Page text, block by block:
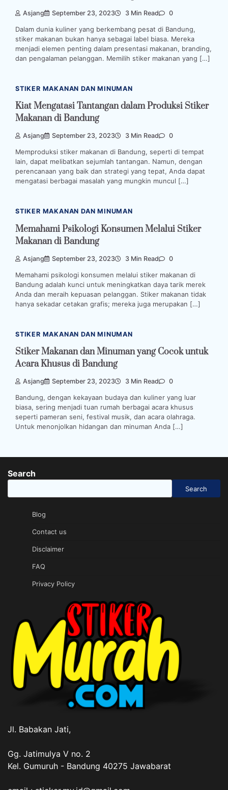
Asjang September 23, 2023 3 Min Read 0
Dalam dunia kuliner yang berkembang pesat di Bandung,
stiker makanan bukan hanya sebagai label biasa. Mereka
menjadi elemen penting dalam presentasi makanan, branding,
dan pengalaman pelanggan. Memilih stiker makanan yang […]
STIKER MAKANAN DAN MINUMAN
Kiat Mengatasi Tantangan dalam Produksi Stiker
Makanan di Bandung
Asjang September 23, 2023 3 Min Read 0
Memproduksi stiker makanan di Bandung, seperti di tempat
lain, dapat melibatkan sejumlah tantangan. Namun, dengan
perencanaan yang baik dan strategi yang tepat, Anda dapat
mengatasi berbagai masalah yang mungkin muncul […]
STIKER MAKANAN DAN MINUMAN
Memahami Psikologi Konsumen Melalui Stiker
Makanan di Bandung
Asjang September 23, 2023 3 Min Read 0
Memahami psikologi konsumen melalui stiker makanan di
Bandung adalah kunci untuk meningkatkan daya tarik merek
Anda dan meraih kepuasan pelanggan. Stiker makanan tidak
hanya sekadar cetakan grafis; mereka juga merupakan […]
STIKER MAKANAN DAN MINUMAN
Stiker Makanan dan Minuman yang Cocok untuk
Acara Khusus di Bandung
Asjang September 23, 2023 3 Min Read 0
Bandung, dengan kekayaan budaya dan kuliner yang luar
biasa, sering menjadi tuan rumah berbagai acara khusus
seperti pameran seni, festival musik, dan acara olahraga.
Untuk menonjolkan hidangan dan minuman Anda […]
Search
Search
Blog
Contact us
Disclaimer
FAQ
Privacy Policy
Jl. Babakan Jati,
Gg. Jatimulya V no. 2
Kel. Gumuruh - Bandung 40275 Jawabarat